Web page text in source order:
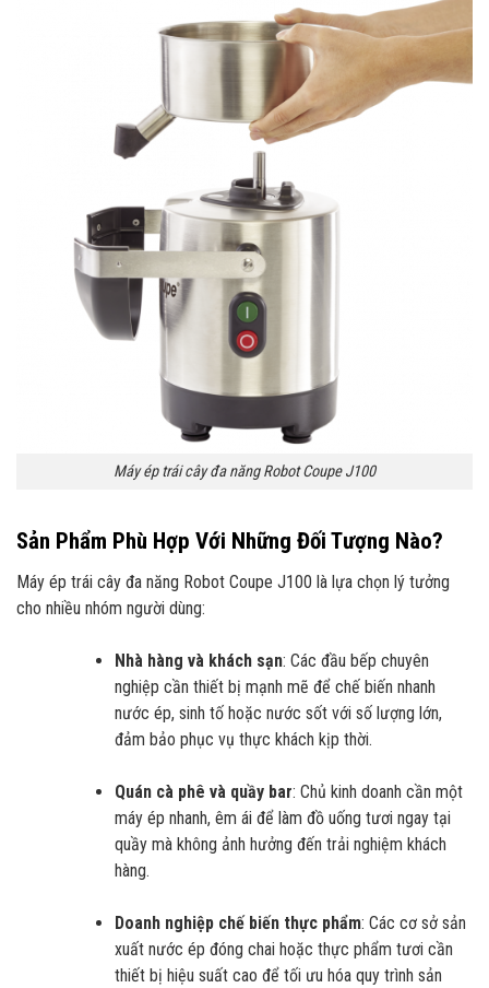
Máy ép trái cây đa năng Robot Coupe J100
Sản Phẩm Phù Hợp Với Những Đối Tượng Nào?
Máy ép trái cây đa năng Robot Coupe J100 là lựa chọn lý tưởng
cho nhiều nhóm người dùng:
Nhà hàng và khách sạn: Các đầu bếp chuyên
nghiệp cần thiết bị mạnh mẽ để chế biến nhanh
nước ép, sinh tố hoặc nước sốt với số lượng lớn,
đảm bảo phục vụ thực khách kịp thời.
Quán cà phê và quầy bar: Chủ kinh doanh cần một
máy ép nhanh, êm ái để làm đồ uống tươi ngay tại
quầy mà không ảnh hưởng đến trải nghiệm khách
hàng.
Doanh nghiệp chế biến thực phẩm: Các cơ sở sản
xuất nước ép đóng chai hoặc thực phẩm tươi cần
thiết bị hiệu suất cao để tối ưu hóa quy trình sản